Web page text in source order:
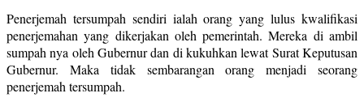
Penerjemah tersumpah sendiri ialah orang yang lulus kwalifikasi
penerjemahan yang dikerjakan oleh pemerintah. Mereka di ambil
sumpah nya oleh Gubernur dan di kukuhkan lewat Surat Keputusan
Gubernur. Maka tidak sembarangan orang menjadi seorang
penerjemah tersumpah.